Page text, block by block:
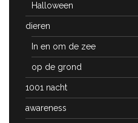
Halloween
dieren
In en om de zee
op de grond
1001 nacht
awareness